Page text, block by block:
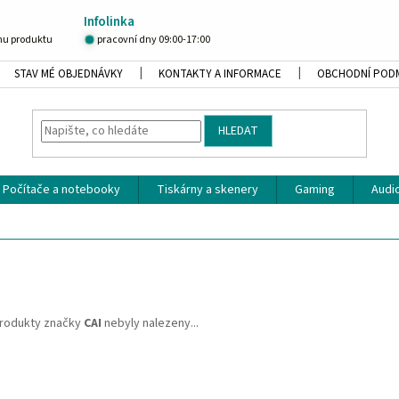
Infolinka
produktu pracovní dny 09:00-17:00
STAV MÉ OBJEDNÁVKY KONTAKTY A INFORMACE OBCHODNÍ
HLEDAT
Počítače a notebooky Tiskárny a skenery Gaming
značky CAI nebyly nalezeny...